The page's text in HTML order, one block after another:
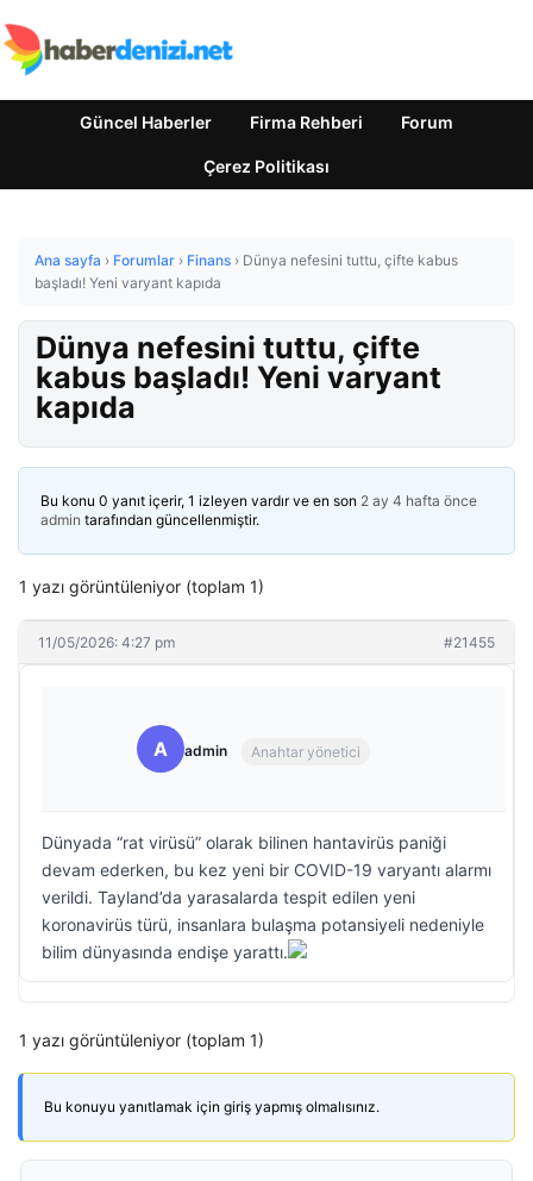
Güncel Haberler Firma Rehberi Forum
Çerez Politikası
Ana sayfa › Forumlar › Finans › Dünya nefesini tuttu, çifte kabus
başladı! Yeni varyant kapıda
Dünya nefesini tuttu, çifte
kabus başladı! Yeni varyant
kapıda
Bu konu 0 yanıt içerir, 1 izleyen vardır ve en son 2 ay 4 hafta önce
admin tarafından güncellenmiştir.
1 yazı görüntüleniyor (toplam 1)
11/05/2026: 4:27 pm #21455
A admin Anahtar yönetici
Dünyada “rat virüsü” olarak bilinen hantavirüs paniği
devam ederken, bu kez yeni bir COVID-19 varyantı alarmı
verildi. Tayland’da yarasalarda tespit edilen yeni
koronavirüs türü, insanlara bulaşma potansiyeli nedeniyle
bilim dünyasında endişe yarattı.
1 yazı görüntüleniyor (toplam 1)
Bu konuyu yanıtlamak için giriş yapmış olmalısınız.